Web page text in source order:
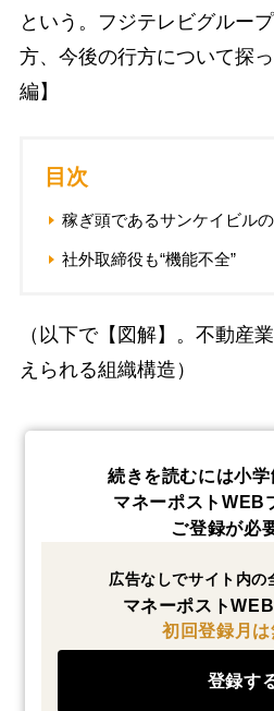
という。フジテレビグルー
方、今後の行方について探
編】
目次
稼ぎ頭であるサンケイビル
社外取締役も“機能不全”
（以下で【図解】。不動産
えられる組織構造）
続きを読むには小
マネーポストWEB
ご登録が必
広告なしでサイト内の
マネーポスト
初回登録月は
登録す